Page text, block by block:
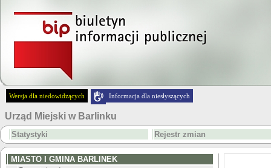
Wersja dla niedowidzących Informacja dla niesłyszących
Urząd Miejski w Barlinku
Statystyki Rejestr zmian
MIASTO I GMINA BARLINEK